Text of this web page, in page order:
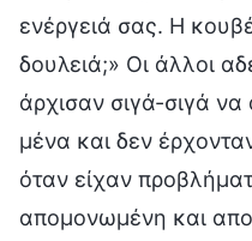
ενέργειά σας. Η
δουλειά;» Οι άλλοι
άρχισαν σιγά-σιγά
μένα και δεν
όταν είχαν
απομονωμένη και